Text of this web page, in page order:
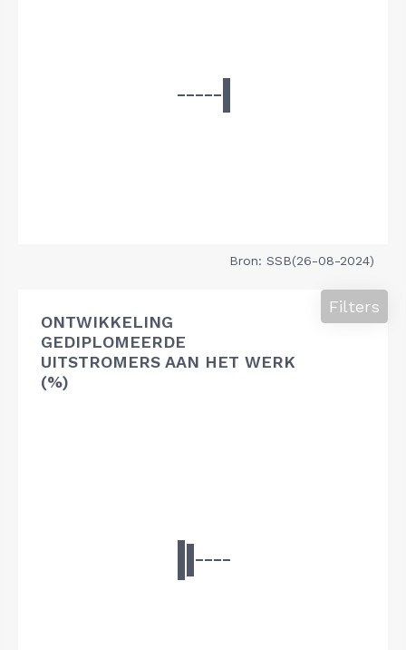
Bron: SSB(26-08-2024)
ONTWIKKELING
GEDIPLOMEERDE
UITSTROMERS AAN HET WERK
(%)
Filters